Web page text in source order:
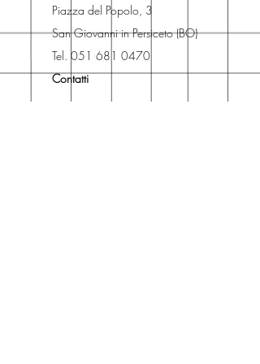
spedizione e ritirare il libro presso
Libreria degli Orsi, Piazza del
Popolo 3, 40017
San Giovanni in Persiceto (BO).
Piazza del Popolo, 3
San Giovanni in Persiceto (BO)
Tel. 051 681 0470
Contatti